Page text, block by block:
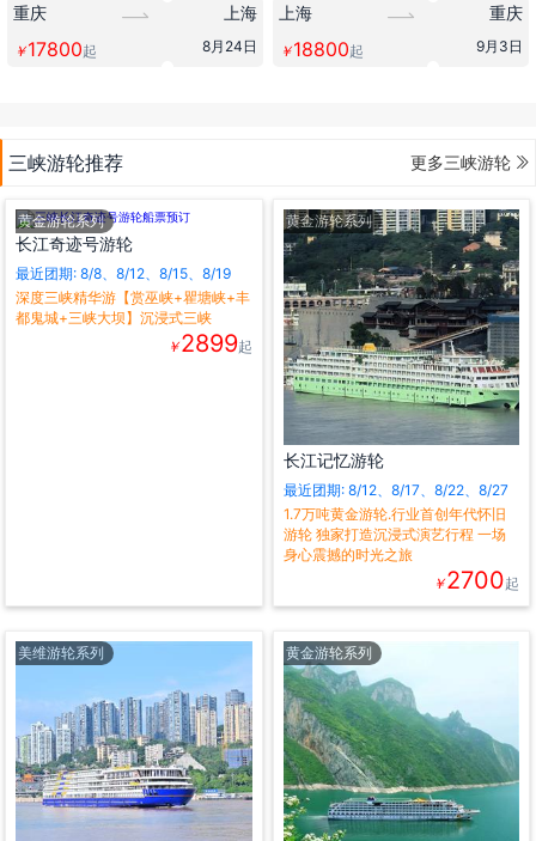
重庆  上海
￥17800起 8月24日
上海  重庆
￥18800起 9月3日
三峡游轮推荐 更多三峡游轮 
长江奇迹号游轮
最近团期: 8/8、8/12、8/15、8/19
深度三峡精华游【赏巫峡+瞿塘峡+丰
都鬼城+三峡大坝】沉浸式三峡
￥2899起
黄金游轮系列
长江记忆游轮
最近团期: 8/12、8/17、8/22、8/27
1.7万吨黄金游轮.行业首创年代怀旧
游轮 独家打造沉浸式演艺行程 一场
身心震撼的时光之旅
￥2700起
黄金游轮系列
美维游轮系列 黄金游轮系列